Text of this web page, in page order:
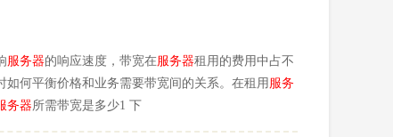
服务器的响应速度，带宽在服务器租用的费用中占不
如何平衡价格和业务需要带宽间的关系。在租用 服务
务器所需带宽是多少1 下